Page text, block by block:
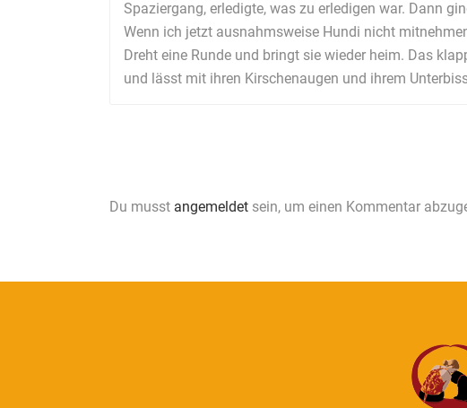
Spaziergang, erledigte, was zu erledigen war. Dann
Wenn ich jetzt ausnahmsweise Hundi nicht
Dreht eine Runde und bringt sie wieder heim. Das
und lässt mit ihren Kirschenaugen und ihrem
Du musst angemeldet sein, um einen Kommentar